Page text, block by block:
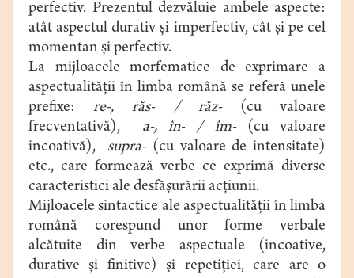
perfectiv. Prezentul dezvăluie ambele aspecte:
atât aspectul durativ şi imperfectiv, cât şi pe cel
momentan şi perfectiv.
La mijloacele morfematice de exprimare a
aspectualităţii în limba română se referă unele
prefixe: re-, răs- / răz-(cu valoare
frecventativă),
a-, în- / îm- (cu valoare
incoativă),
supra- (cu valoare de intensitate)
etc., care formează verbe ce exprimă diverse
caracteristici ale desfăşurării acţiunii.
Mijloacele sintactice ale aspectualităţii în limba
română corespund unor forme verbale
alcătuite din verbe aspectuale (incoative,
durative şi finitive) şi repetiţiei, care are o